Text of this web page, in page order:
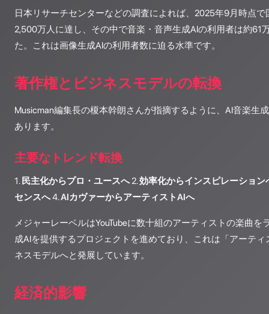
日本リサーチセンターなどの調査によれば、2025年9月時点
2,500万人に達し、その中で音楽・音声生成AIの利用者は約61
た。これは画像生成AIの利用者数に迫る水準です。
著作権とビジネスモデルの転換
Musicman編集長の榎本幹朗さんが指摘するように、AI音楽生
あります。
主要なトレンド転換
1. 民主化からプロ・ユースへ2.効率化からインスピレーション
センスへ4.AIカヴァーからアーティストAIへ
メジャーレーベルはYouTubeに数十組のアーティストの楽曲を
成AIを提供するプロジェクトを進めており、これは「アーテ
ネスモデルへと発展しています。
経済的影響